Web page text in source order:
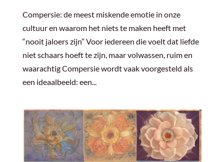
Compersie: de meest miskende emotie in onze
cultuur en waarom het niets te maken heeft met
“nooit jaloers zijn” Voor iedereen die voelt dat liefde
niet schaars hoeft te zijn, maar volwassen, ruim en
waarachtig Compersie wordt vaak voorgesteld als
een ideaalbeeld: een...